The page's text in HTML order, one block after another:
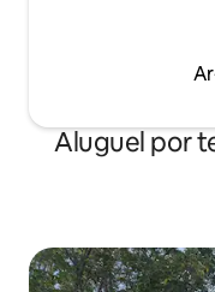
Aluguel por